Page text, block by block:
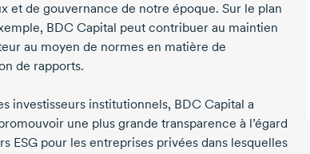
et de gouvernance de notre époque. Sur le plan
BDC Capital peut contribuer au maintien
au moyen de normes en matière de
de rapports.
investisseurs institutionnels, BDC Capital a
une plus grande transparence à l’égard
ESG pour les entreprises privées dans lesquelles